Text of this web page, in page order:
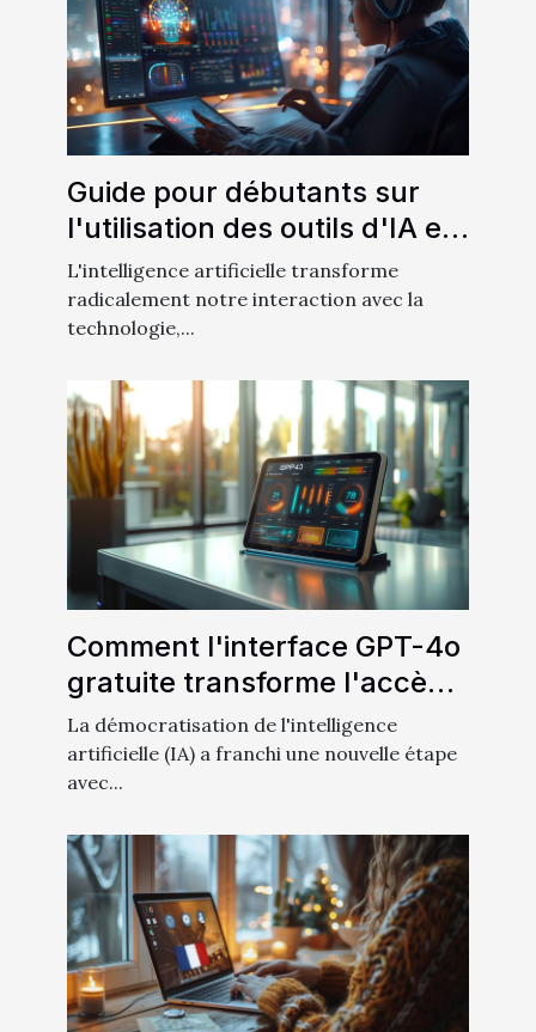
Guide pour débutants sur
l'utilisation des outils d'IA en
interaction machine
L'intelligence artificielle transforme
radicalement notre interaction avec la
technologie,...
Comment l'interface GPT-4o
gratuite transforme l'accès à
l'intelligence artificielle
La démocratisation de l'intelligence
artificielle (IA) a franchi une nouvelle étape
avec...